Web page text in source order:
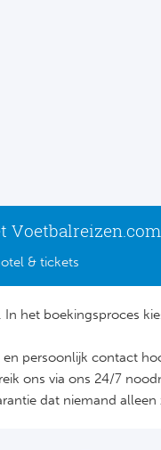
Voetbalreizen.com
& tickets
het boekingsproces
persoonlijk contact
ons via ons 24/7
dat niemand